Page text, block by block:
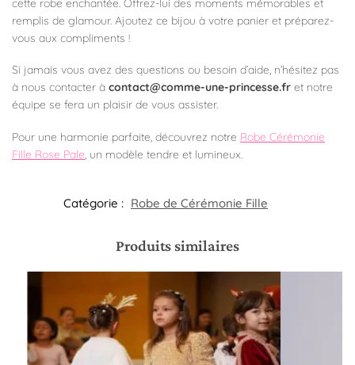
cette robe enchantée. Offrez-lui des moments mémorables et
remplis de glamour. Ajoutez ce bijou à votre panier et préparez-
vous aux compliments !
Si jamais vous avez des questions ou besoin d’aide, n’hésitez pas
à nous contacter à contact@comme-une-princesse.fr et notre
équipe se fera un plaisir de vous assister.
Pour une harmonie parfaite, découvrez notre Robe Cérémonie
Fille Rose Pale, un modèle tendre et lumineux.
Catégorie : Robe de Cérémonie Fille​
Produits similaires